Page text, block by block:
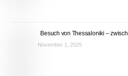
Besuch von Thessaloniki –
November 1, 2025